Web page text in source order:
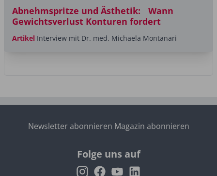
Abnehmspritze und Ästhetik: Wann
Gewichtsverlust Konturen fordert
Artikel Interview mit Dr. med. Michaela Montanari
Newsletter abonnieren Magazin abonnieren
Folge uns auf